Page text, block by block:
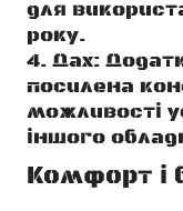
для
року.
Дах:
посилена
можливості
іншого
Комфорт і